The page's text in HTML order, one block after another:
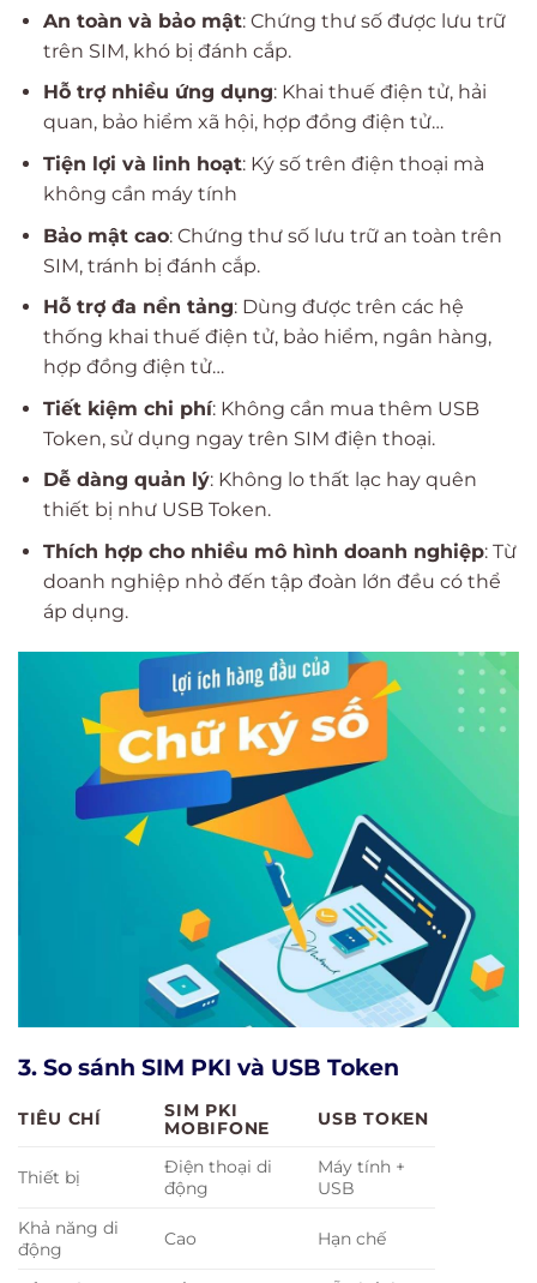
An toàn và bảo mật: Chứng thư số được lưu trữ
trên SIM, khó bị đánh cắp.
Hỗ trợ nhiều ứng dụng: Khai thuế điện tử, hải
quan, bảo hiểm xã hội, hợp đồng điện tử…
Tiện lợi và linh hoạt: Ký số trên điện thoại mà
không cần máy tính
Bảo mật cao: Chứng thư số lưu trữ an toàn trên
SIM, tránh bị đánh cắp.
Hỗ trợ đa nền tảng: Dùng được trên các hệ
thống khai thuế điện tử, bảo hiểm, ngân hàng,
hợp đồng điện tử…
Tiết kiệm chi phí: Không cần mua thêm USB
Token, sử dụng ngay trên SIM điện thoại.
Dễ dàng quản lý: Không lo thất lạc hay quên
thiết bị như USB Token.
Thích hợp cho nhiều mô hình doanh nghiệp: Từ
doanh nghiệp nhỏ đến tập đoàn lớn đều có thể
áp dụng.
3. So sánh SIM PKI và USB Token
TIÊU CHÍ
SIM PKI
MOBIFONE
USB TOKEN
Thiết bị
Điện thoại di
động
Máy tính +
USB
Khả năng di
động
Cao Hạn chế